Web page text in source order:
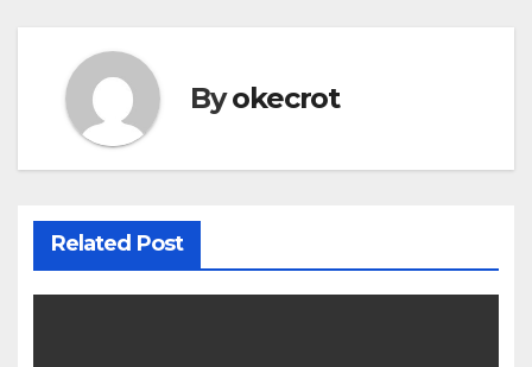
Byokecrot
Related Post